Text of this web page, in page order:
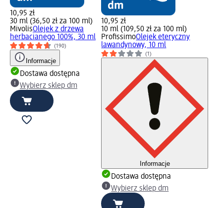
10,95 zł
30 ml (36,50 zł za 100 ml)
MivolisOlejek z drzewa
herbacianego 100%, 30 ml
(190)
Informacje
Dostawa dostępna
Wybierz sklep dm
10,95 zł
10 ml (109,50 zł za 100 ml)
ProfissimoOlejek eteryczny
lawandynowy, 10 ml
(1)
Informacje
Dostawa dostępna
Wybierz sklep dm